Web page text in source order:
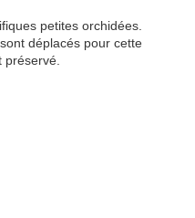
petites orchidées.
déplacés pour cette